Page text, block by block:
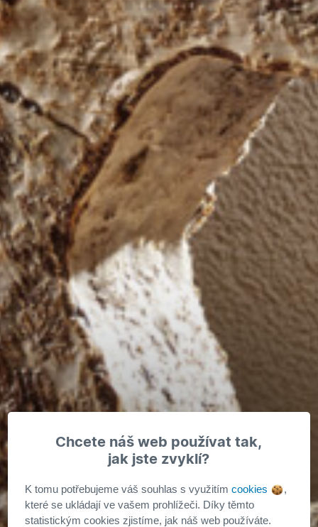
Chcete náš web používat tak,
jak jste zvyklí?
K tomu potřebujeme váš souhlas s využitím cookies
,
které se ukládají ve vašem prohlížeči. Díky těmto
statistickým cookies zjistíme, jak náš web používáte.